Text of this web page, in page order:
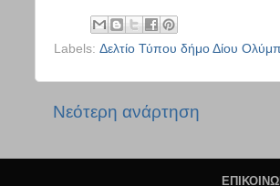
Labels: Δελτίο Τύπου δήμο Δίου
Νεότερη ανάρτηση